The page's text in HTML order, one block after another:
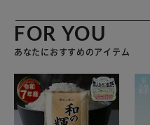
ファスナーポケット×1ずつ
FOR YOU
あなたにおすすめのアイテム